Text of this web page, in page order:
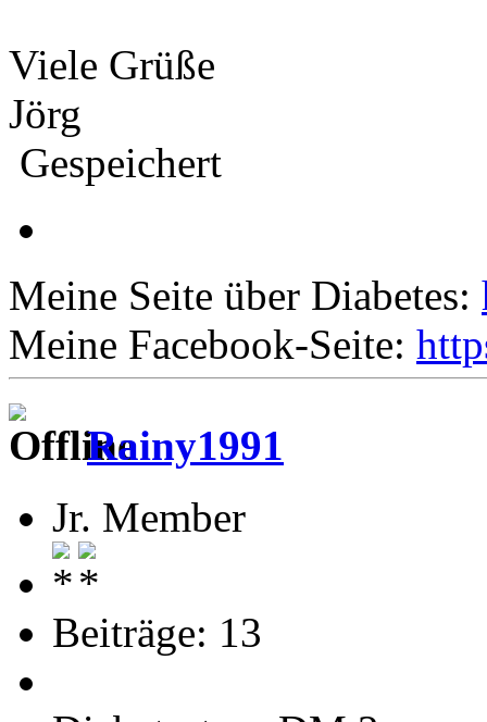
Viele Grüße
Jörg
Gespeichert
Meine Seite über Diabetes:
Meine Facebook-Seite:
Rainy1991
Jr. Member
Beiträge: 13